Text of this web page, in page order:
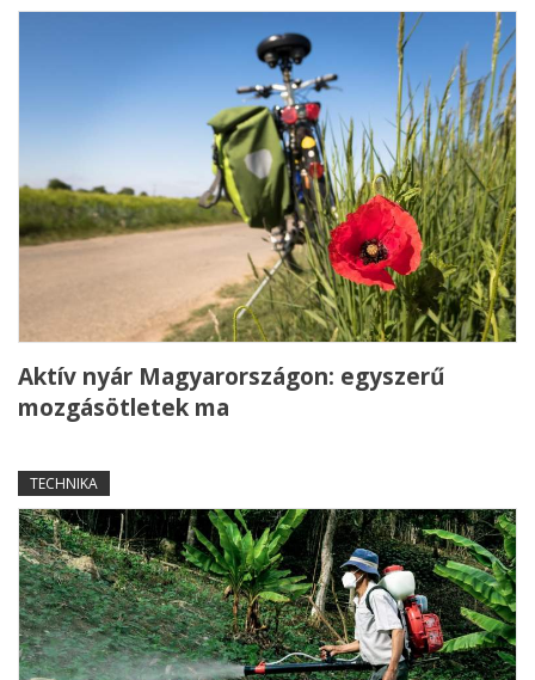
Aktív nyár Magyarországon: egyszerű
mozgásötletek ma
TECHNIKA